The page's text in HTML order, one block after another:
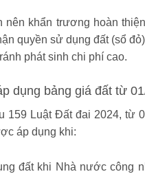
nên khẩn trương hoàn
quyền sử dụng đất (sổ
phát sinh chi phí cao.
dụng bảng giá đất từ
159 Luật Đất đai 2024, từ
áp dụng khi:
đất khi Nhà nước công